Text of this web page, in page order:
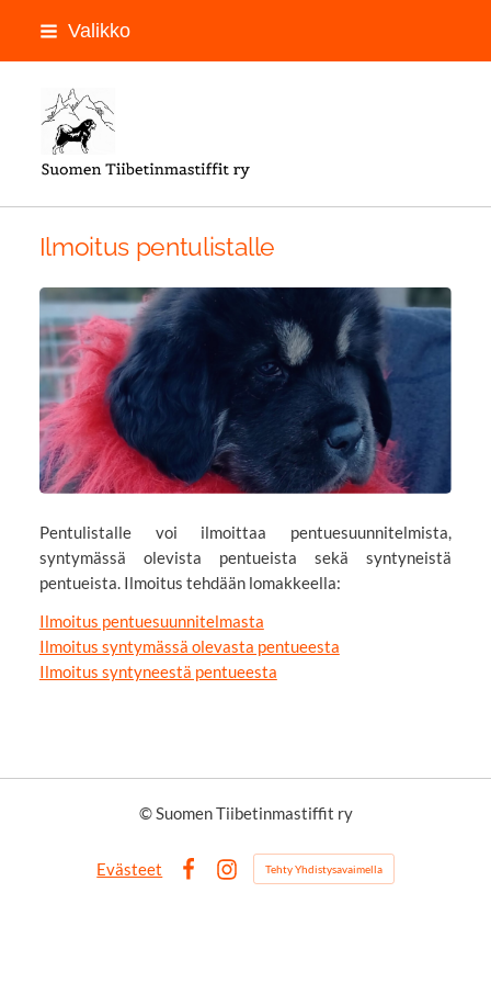
Siirry
Valikko
Ilmoitus pentulistalle
Pentulistalle voi ilmoittaa pentuesuunnitelmista,
syntymässä olevista pentueista sekä syntyneistä
pentueista. Ilmoitus tehdään lomakkeella:
Ilmoitus pentuesuunnitelmasta
Ilmoitus syntymässä olevasta pentueesta
Ilmoitus syntyneestä pentueesta
©Suomen Tiibetinmastiffit ry
Evästeet
Tehty Yhdistysavaimella